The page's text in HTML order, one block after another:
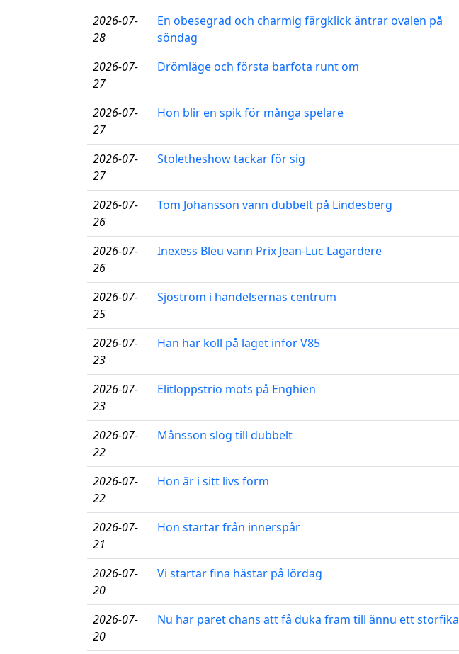
2026-07-
28
En obesegrad och charmig färgklick äntrar ovalen på
söndag
2026-07-
27
Drömläge och första barfota runt om
2026-07-
27
Hon blir en spik för många spelare
2026-07-
27
Stoletheshow tackar för sig
2026-07-
26
Tom Johansson vann dubbelt på Lindesberg
2026-07-
26
Inexess Bleu vann Prix Jean-Luc Lagardere
2026-07-
25
Sjöström i händelsernas centrum
2026-07-
23
Han har koll på läget inför V85
2026-07-
23
Elitloppstrio möts på Enghien
2026-07-
22
Månsson slog till dubbelt
2026-07-
22
Hon är i sitt livs form
2026-07-
21
Hon startar från innerspår
2026-07-
20
Vi startar fina hästar på lördag
2026-07-
20
Nu har paret chans att få duka fram till ännu ett storfika